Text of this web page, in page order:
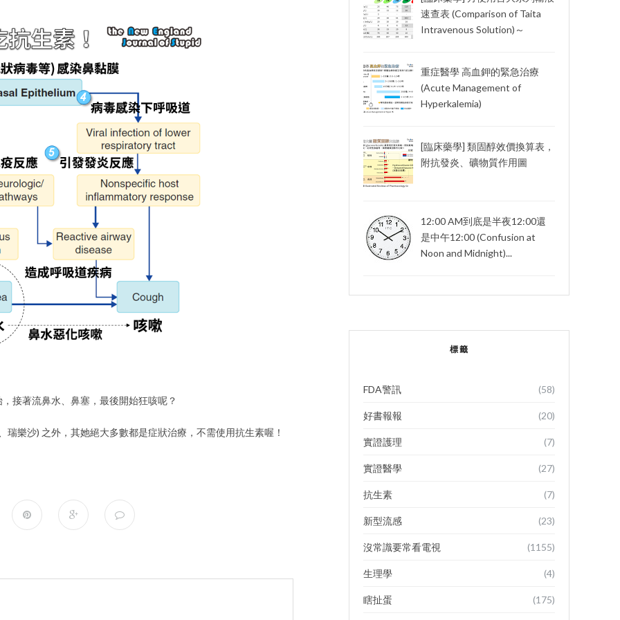
接著流鼻水、鼻塞，最後開始狂咳呢？
樂沙) 之外，其她絕大多數都是症狀治療，不需使用抗生素喔！
速查表 (Comparison of Taita
Intravenous Solution)～
重症醫學 高血鉀的緊急治療
(Acute Management of
Hyperkalemia)
[臨床藥學] 類固醇效價換算表，
附抗發炎、礦物質作用圖
12:00 AM到底是半夜12:00還
是中午12:00 (Confusion at
Noon and Midnight)...
標籤
FDA警訊 (58)
好書報報 (20)
實證護理 (7)
實證醫學 (27)
抗生素 (7)
新型流感 (23)
沒常識要常看電視 (1155)
生理學 (4)
瞎扯蛋 (175)